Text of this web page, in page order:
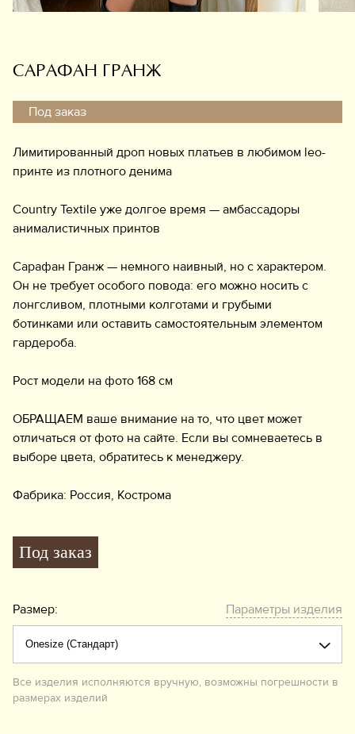
Информация
САРАФАН ГРАНЖ
Под заказ
Лимитированный дроп новых платьев в любимом leo-
принте из плотного денима
Country Textile уже долгое время — амбассадоры
анималистичных принтов
Сарафан Гранж — немного наивный, но с характером.
Он не требует особого повода: его можно носить с
лонгсливом, плотными колготами и грубыми
ботинками или оставить самостоятельным элементом
гардероба.
Рост модели на фото 168 см
ОБРАЩАЕМ ваше внимание на то, что цвет может
отличаться от фото на сайте. Если вы сомневаетесь в
выборе цвета, обратитесь к менеджеру.
Фабрика: Россия, Кострома
Под заказ
Размер: Параметры изделия
Все изделия исполняются вручную, возможны погрешности в
размерах изделий